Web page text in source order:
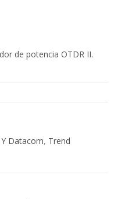
de potencia OTDR II.
Datacom, Trend